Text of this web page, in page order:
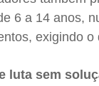
6 a 14 anos,
exigindo
luta sem